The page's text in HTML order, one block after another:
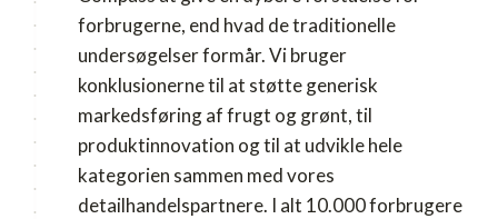
forbrugerne, end hvad de traditionelle
undersøgelser formår. Vi bruger
konklusionerne til at støtte generisk
markedsføring af frugt og grønt, til
produktinnovation og til at udvikle hele
kategorien sammen med vores
detailhandelspartnere. I alt 10.000 forbrugere